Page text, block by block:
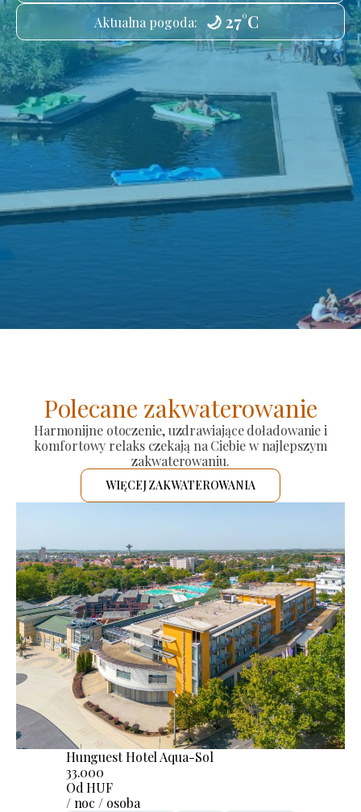
Aktualna pogoda: 🌙 27°C
Polecane zakwaterowanie
Harmonijne otoczenie, uzdrawiające doładowanie i
komfortowy relaks czekają na Ciebie w najlepszym
zakwaterowaniu.
WIĘCEJ ZAKWATEROWANIA
Hunguest Hotel Aqua-Sol
33.000
Od HUF
/ noc / osoba